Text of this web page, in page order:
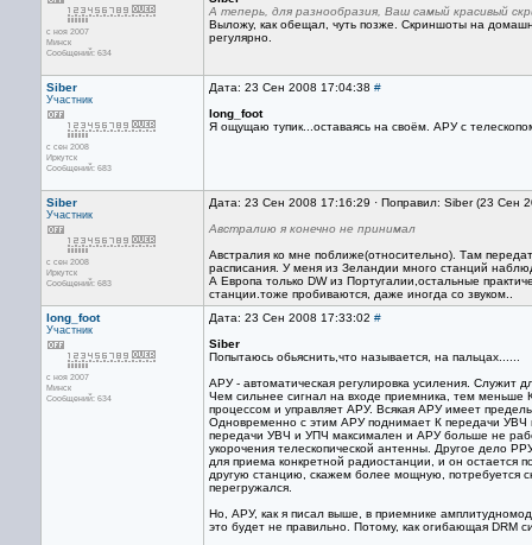
с ноя 2007
Минск
Сообщений: 634
А теперь, для разнообразия, Ваш самый красивый
Выложу, как обещал, чуть позже. Скриншоты на
регулярно.
Siber
Участник
с сен 2008
Иркутск
Сообщений: 683
Дата: 23 Сен 2008 17:04:38 #
long_foot
Я ощущаю тупик...оставаясь на своём. АРУ с
Siber
Участник
с сен 2008
Иркутск
Сообщений: 683
Дата: 23 Сен 2008 17:16:29 · Поправил: Siber (23 Сен
Австралию я конечно не принимал
Австралия ко мне поближе(относительно). Там
расписания. У меня из Зеландии много станций
А Европа только DW из Португалии,остальные
станции.тоже пробиваются, даже иногда со звуком..
long_foot
Участник
с ноя 2007
Минск
Сообщений: 634
Дата: 23 Сен 2008 17:33:02 #
Siber
Попытаюсь обьяснить,что называется, на пальцах......
АРУ - автоматическая регулировка усиления. Служит
Чем сильнее сигнал на входе приемника, тем
процессом и управляет АРУ. Всякая АРУ имеет
Одновременно с этим АРУ поднимает К передачи УВЧ
передачи УВЧ и УПЧ максимален и АРУ больше не
укорочения телескопической антенны. Другое дело
для приема конкретной радиостанции, и он остается
другую станцию, скажем более мощную, потребуется
перегружался.
Но, АРУ, как я писал выше, в приемнике
это будет не правильно. Потому, как огибающая DRM